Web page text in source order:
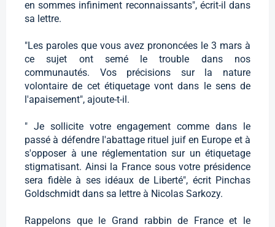
en sommes infiniment reconnaissants", écrit-il dans
sa lettre.
"Les paroles que vous avez prononcées le 3 mars à
ce sujet ont semé le trouble dans nos
communautés. Vos précisions sur la nature
volontaire de cet étiquetage vont dans le sens de
l'apaisement", ajoute-t-il.
" Je sollicite votre engagement comme dans le
passé à défendre l'abattage rituel juif en Europe et à
s'opposer à une réglementation sur un étiquetage
stigmatisant. Ainsi la France sous votre présidence
sera fidèle à ses idéaux de Liberté", écrit Pinchas
Goldschmidt dans sa lettre à Nicolas Sarkozy.
Rappelons que le Grand rabbin de France et le